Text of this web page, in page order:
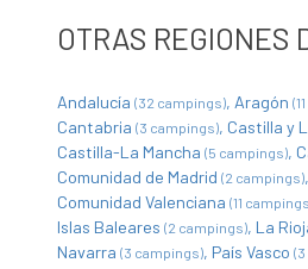
OTRAS REGIONES
Andalucía (32 campings) Aragón
Cantabria (3 campings) Castilla y
Castilla-La Mancha (5 campings)
Comunidad de Madrid (2 campings)
Comunidad Valenciana (11
Islas Baleares (2 campings) La
Navarra (3 campings) País Vasco